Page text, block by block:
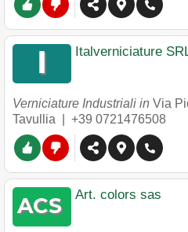
Italverniciature
Verniciature Industriali in Via
Tavullia
+39 0721476508
Art. colors sas